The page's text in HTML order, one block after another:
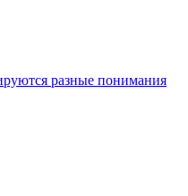
разные понимания